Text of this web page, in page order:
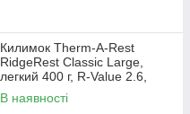
Килимок Therm-A-Rest
RidgeRest Classic Large,
легкий 400 г, R-Value 2.6,
сірий
В наявності